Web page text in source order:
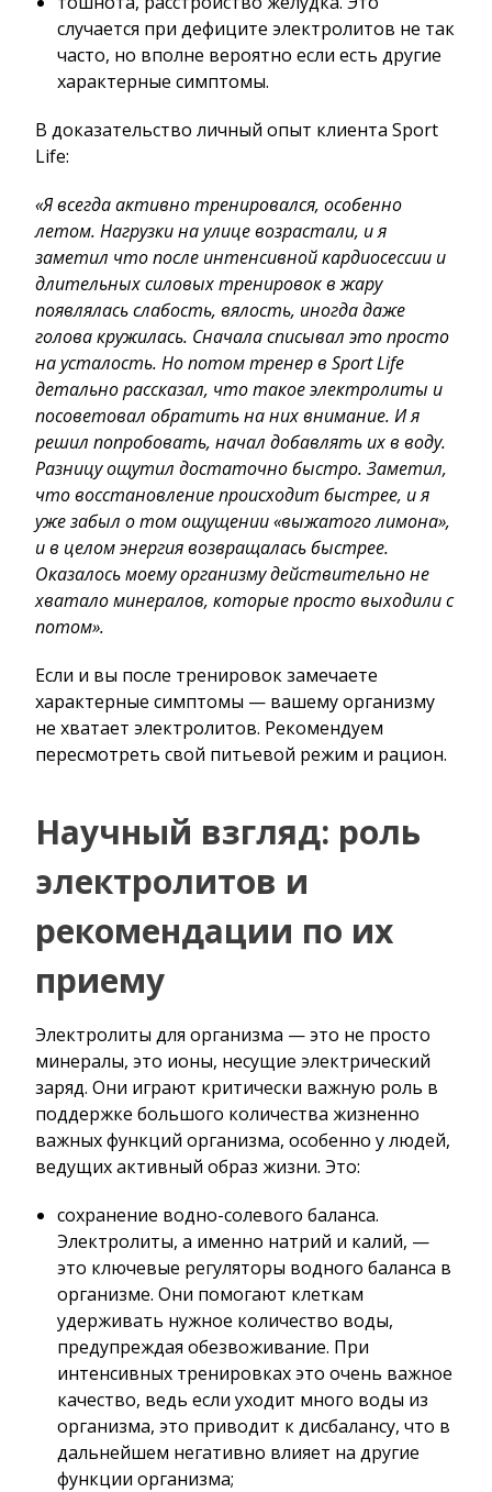
случается при дефиците электролитов не так
часто, но вполне вероятно если есть другие
характерные симптомы.
В доказательство личный опыт клиента Sport
Life:
«Я всегда активно тренировался, особенно
летом. Нагрузки на улице возрастали, и я
заметил что после интенсивной кардиосессии и
длительных силовых тренировок в жару
появлялась слабость, вялость, иногда даже
голова кружилась. Сначала списывал это просто
на усталость. Но потом тренер в Sport Life
детально рассказал, что такое электролиты и
посоветовал обратить на них внимание. И я
решил попробовать, начал добавлять их в воду.
Разницу ощутил достаточно быстро. Заметил,
что восстановление происходит быстрее, и я
уже забыл о том ощущении «выжатого лимона»,
и в целом энергия возвращалась быстрее.
Оказалось моему организму действительно не
хватало минералов, которые просто выходили с
потом».
Если и вы после тренировок замечаете
характерные симптомы — вашему организму
не хватает электролитов. Рекомендуем
пересмотреть свой питьевой режим и рацион.
Научный взгляд: роль
электролитов и
рекомендации по их
приему
Электролиты для организма — это не просто
минералы, это ионы, несущие электрический
заряд. Они играют критически важную роль в
поддержке большого количества жизненно
важных функций организма, особенно у людей,
ведущих активный образ жизни. Это:
сохранение водно-солевого баланса.
Электролиты, а именно натрий и калий, —
это ключевые регуляторы водного баланса в
организме. Они помогают клеткам
удерживать нужное количество воды,
предупреждая обезвоживание. При
интенсивных тренировках это очень важное
качество, ведь если уходит много воды из
организма, это приводит к дисбалансу, что в
дальнейшем негативно влияет на другие
функции организма;